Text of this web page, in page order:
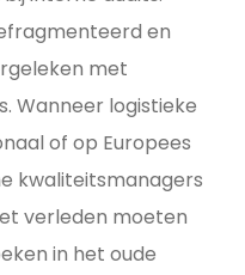
en
met
Wanneer logistieke
of op Europees
kwaliteitsmanagers
verleden moeten
in het oude